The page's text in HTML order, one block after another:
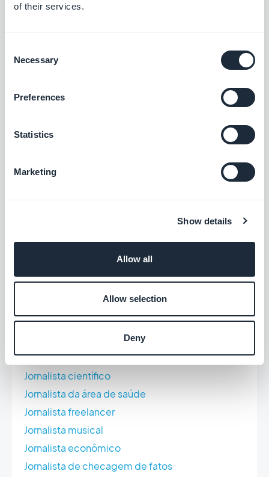
of their services.
Selection
Necessary
Preferences
Statistics
Marketing
Show details
Allow all
Allow selection
Deny
Psiquiatra
Imprensa e mídia
Jornal da universidade
Criador/influenciador de conteúdo
Apresentador de rádio
Jornalista científico
Jornalista da área de saúde
Jornalista freelancer
Jornalista musical
Jornalista econômico
Jornalista de checagem de fatos